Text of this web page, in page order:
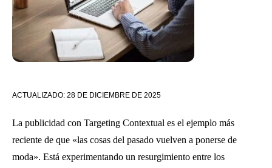
ACTUALIZADO: 28 DE DICIEMBRE DE 2025
La publicidad con Targeting Contextual es el ejemplo más
reciente de que «las cosas del pasado vuelven a ponerse de
moda». Está experimentando un resurgimiento entre los